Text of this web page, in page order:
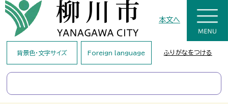
本文へ
背景色・文字サイズ Foreign language ふりがなをつける